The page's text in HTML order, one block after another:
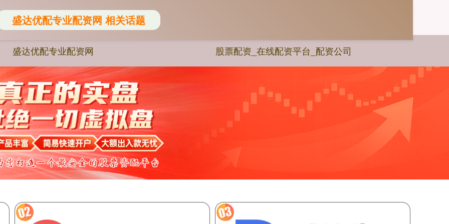
盛达优配专业配资网 股票配资_在线配资平台_配资公司
盛达优配专业配资网 相关话题